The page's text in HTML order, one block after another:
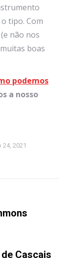
tipo. Com
não nos
boas
podemos
a nosso
24, 2021
Cascais